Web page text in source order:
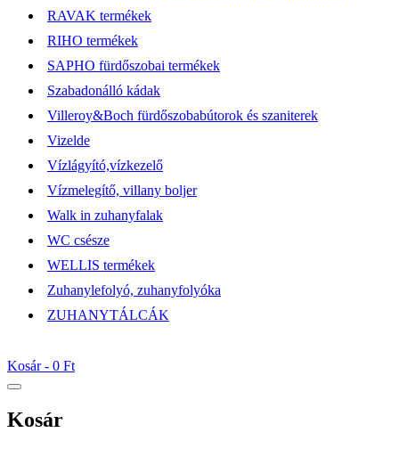
RAVAK termékek
RIHO termékek
SAPHO fürdőszobai termékek
Szabadonálló kádak
Villeroy&Boch fürdőszobabútorok és szaniterek
Vizelde
Vízlágyító,vízkezelő
Vízmelegítő, villany boljer
Walk in zuhanyfalak
WC csésze
WELLIS termékek
Zuhanylefolyó, zuhanyfolyóka
ZUHANYTÁLCÁK
Kosár - 0 Ft
Kosár